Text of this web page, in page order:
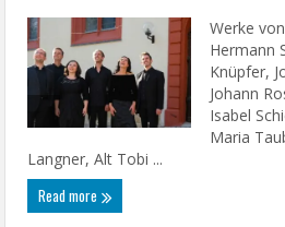
Werke
Hermann
Knüpfer,
Johann
Isabel
Maria
Langner, Alt Tobi ...
Read more